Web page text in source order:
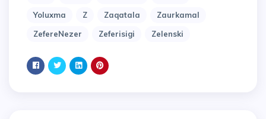
Yoluxma
Z Zaqatala
Zaurkamal
ZefereNezer
Zeferisigi Zelenski